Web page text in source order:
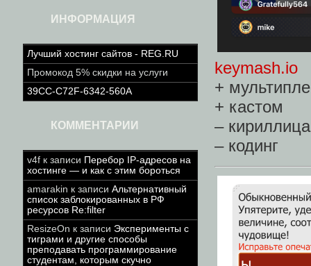
ИНФОРМАЦИЯ
Лучший хостинг сайтов - REG.RU
Промокод 5% скидки на услуги
39CC-C72F-6342-560A
КОММЕНТАРИИ
v4f к записи Перебор IP-адресов на
хостинге — и как с этим бороться
amarakin к записи Альтернативный
список заблокированных в РФ
ресурсов Re:filter
ResizeOn к записи Эксперименты с
тиграми и другие способы
преподавать программирование
студентам, которым скучно
keymash.io
+
+ кастом
– кириллица
– кодинг